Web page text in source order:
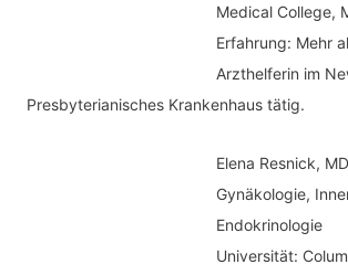
Medical College,
Erfahrung: Mehr
Arzthelferin im
Presbyterianisches Krankenhaus tätig.
Elena Resnick,
Gynäkologie,
Endokrinologie
Universität: